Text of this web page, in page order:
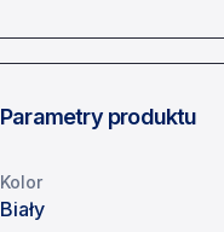
Parametry produktu
Kolor
Biały